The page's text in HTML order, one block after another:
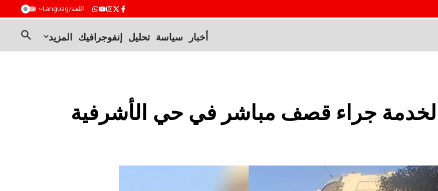
اللغة/Languag
أخبار سياسة تحليل إنفوجرافيك المزيد
جراء قصف مباشر في حي الأشرفية